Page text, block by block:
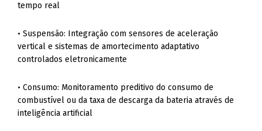
tempo real
• Suspensão: Integração com sensores de aceleração
vertical e sistemas de amortecimento adaptativo
controlados eletronicamente
• Consumo: Monitoramento preditivo do consumo de
combustível ou da taxa de descarga da bateria através de
inteligência artificial